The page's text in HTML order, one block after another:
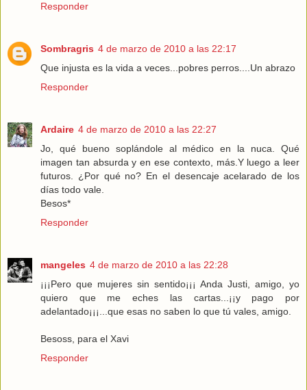
Responder
Sombragris 4 de marzo de 2010 a las 22:17
Que injusta es la vida a veces...pobres perros....Un abrazo
Responder
Ardaire 4 de marzo de 2010 a las 22:27
Jo, qué bueno soplándole al médico en la nuca. Qué
imagen tan absurda y en ese contexto, más.Y luego a leer
futuros. ¿Por qué no? En el desencaje acelarado de los
días todo vale.
Besos*
Responder
mangeles 4 de marzo de 2010 a las 22:28
¡¡¡Pero que mujeres sin sentido¡¡¡ Anda Justi, amigo, yo
quiero que me eches las cartas...¡¡y pago por
adelantado¡¡¡...que esas no saben lo que tú vales, amigo.
Besoss, para el Xavi
Responder